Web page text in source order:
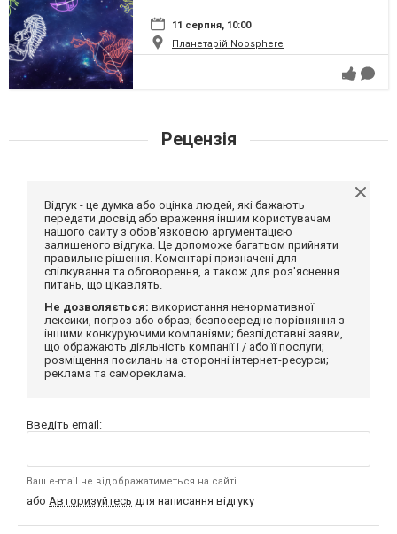
11 серпня, 10:00
Планетарій Noosphere
Рецензія
Відгук - це думка або оцінка людей, які бажають
передати досвід або враження іншим користувачам
нашого сайту з обов'язковою аргументацією
залишеного відгука. Це допоможе багатьом прийняти
правильне рішення. Коментарі призначені для
спілкування та обговорення, а також для роз'яснення
питань, що цікавлять.
Не дозволяється: використання ненормативної
лексики, погроз або образ; безпосереднє порівняння з
іншими конкуруючими компаніями; безпідставні заяви,
що ображають діяльність компанії і / або її послуги;
розміщення посилань на сторонні інтернет-ресурси;
реклама та самореклама.
Введіть email:
Ваш e-mail не відображатиметься на сайті
або Авторизуйтесь для написання відгуку